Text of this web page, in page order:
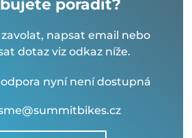
poradit?
napsat email nebo
dotaz viz odkaz níže.
nyní není dostupná